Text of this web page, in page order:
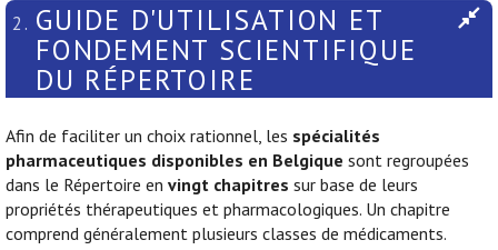
2. GUIDE D'UTILISATION ET
FONDEMENT SCIENTIFIQUE
DU RÉPERTOIRE
Afin de faciliter un choix rationnel, les spécialités
pharmaceutiques disponibles en Belgique sont regroupées
dans le Répertoire en vingt chapitres sur base de leurs
propriétés thérapeutiques et pharmacologiques. Un chapitre
comprend généralement plusieurs classes de médicaments.